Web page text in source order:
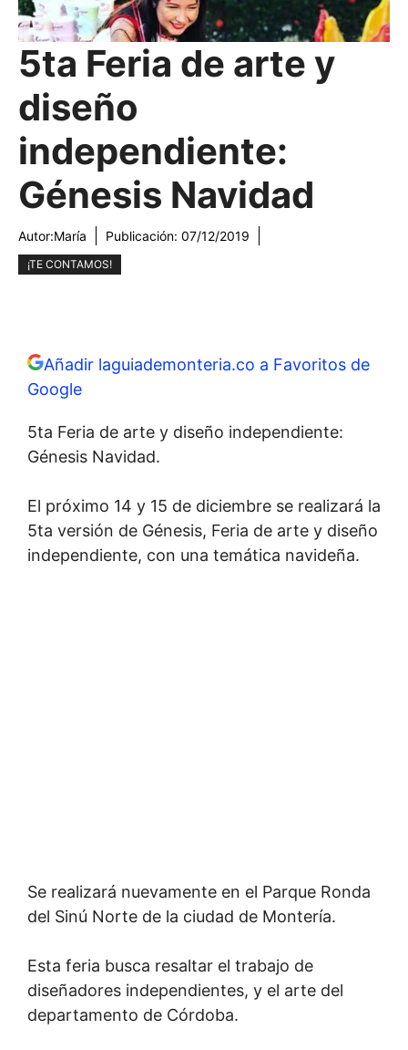
5ta Feria de arte y
diseño
independiente:
Génesis Navidad
Autor:María Publicación: 07/12/2019
¡TE CONTAMOS!
Añadir laguiademonteria.co a Favoritos de
Google
5ta Feria de arte y diseño independiente:
Génesis Navidad.
El próximo 14 y 15 de diciembre se realizará la
5ta versión de Génesis, Feria de arte y diseño
independiente, con una temática navideña.
Se realizará nuevamente en el Parque Ronda
del Sinú Norte de la ciudad de Montería.
Esta feria busca resaltar el trabajo de
diseñadores independientes, y el arte del
departamento de Córdoba.